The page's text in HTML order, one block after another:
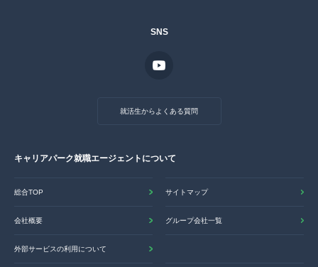
SNS
就活生からよくある質問
キャリアパーク就職エージェントについて
総合TOP サイトマップ
会社概要 グループ会社一覧
外部サービスの利用について